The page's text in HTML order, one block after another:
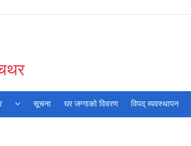
सूचना घर जग्गाको विवरण विपद् व्यवस्थापन